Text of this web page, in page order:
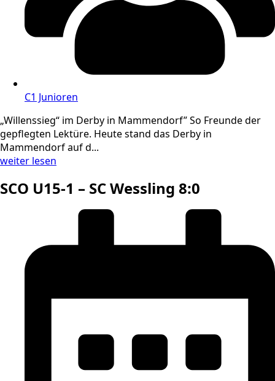
C1 Junioren
„Willenssieg“ im Derby in Mammendorf” So Freunde der
gepflegten Lektüre. Heute stand das Derby in
Mammendorf auf d...
weiter lesen
SCO U15-1 – SC Wessling 8:0